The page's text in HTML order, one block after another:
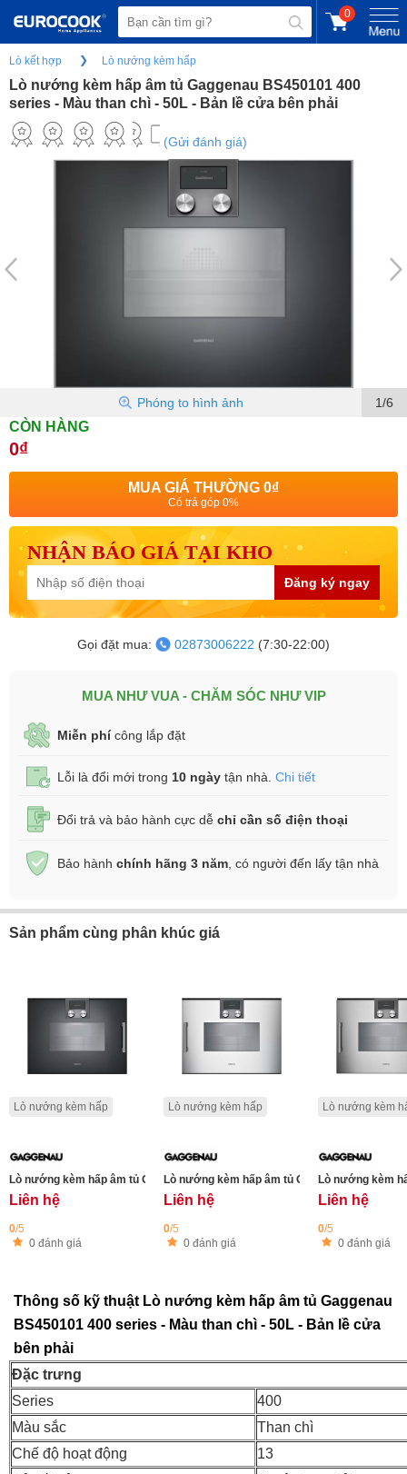
0
Lò kết hợp Lò nướng kèm hấp
Lò nướng kèm hấp âm tủ Gaggenau BS450101 400
series - Màu than chì - 50L - Bản lề cửa bên phải
(Gửi đánh giá)
1/6
Phóng to hình ảnh
CÒN HÀNG
0₫
MUA GIÁ THƯỜNG 0₫
Có trả góp 0%
NHẬN BÁO GIÁ TẠI KHO
Đăng ký ngay
Gọi đặt mua: 02873006222 (7:30-22:00)
MUA NHƯ VUA - CHĂM SÓC NHƯ VIP
Miễn phícông lắp đặt
Lỗi là đổi mới trong 10 ngày tận nhà. Chi tiết
Đổi trả và bảo hành cực dễ chỉ cần số điện thoại
Bảo hành chính hãng 3 năm , có người đến lấy tận nhà
Sản phẩm cùng phân khúc giá
Lò nướng kèm hấp
Lò nướng kèm hấp âm tủ Gaggenau BSP261101 200 series -Màu đen- 50L -
Liên hệ
0/5
0 đánh giá
Lò nướng kèm hấp
Lò nướng kèm hấp âm tủ Gaggenau
Liên hệ
0/5
0 đánh giá
Lò nướng kèm
Lò nướng kèm
Liên hệ
0/5
0 đánh giá
Thông số kỹ thuật Lò nướng kèm hấp âm tủ Gaggenau
BS450101 400 series - Màu than chì - 50L - Bản lề cửa
bên phải
Đặc trưng
Series
400
Màu sắc
Than chì
Chế độ hoạt động
13